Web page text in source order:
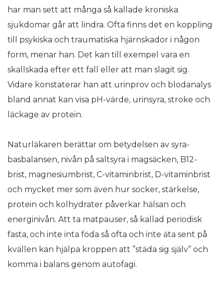
har man sett att många så kallade kroniska
sjukdomar går att lindra. Ofta finns det en koppling
till psykiska och traumatiska hjärnskador i någon
form, menar han. Det kan till exempel vara en
skallskada efter ett fall eller att man slagit sig.
Vidare konstaterar han att urinprov och blodanalys
bland annat kan visa pH-värde, urinsyra, stroke och
läckage av protein.
Naturläkaren berättar om betydelsen av syra-
basbalansen, nivån på saltsyra i magsäcken, B12-
brist, magnesiumbrist, C-vitaminbrist, D-vitaminbrist
och mycket mer som även hur socker, stärkelse,
protein och kolhydrater påverkar hälsan och
energinivån. Att ta matpauser, så kallad periodisk
fasta, och inte inta föda så ofta och inte äta sent på
kvällen kan hjälpa kroppen att ”städa sig själv” och
komma i balans genom autofagi.